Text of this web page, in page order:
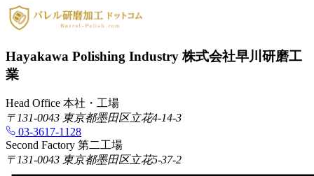
Hayakawa Polishing Industry 株式会社早川研磨工
業
Head Office 本社・工場
〒131-0043 東京都墨田区立花4-14-3
03-3617-1128
Second Factory 第二工場
〒131-0043 東京都墨田区立花5-37-2